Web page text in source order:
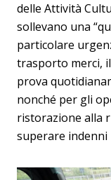
delle Attività
sollevano una
particolare
trasporto merci,
prova
nonché per gli
ristorazione alla
superare indenni